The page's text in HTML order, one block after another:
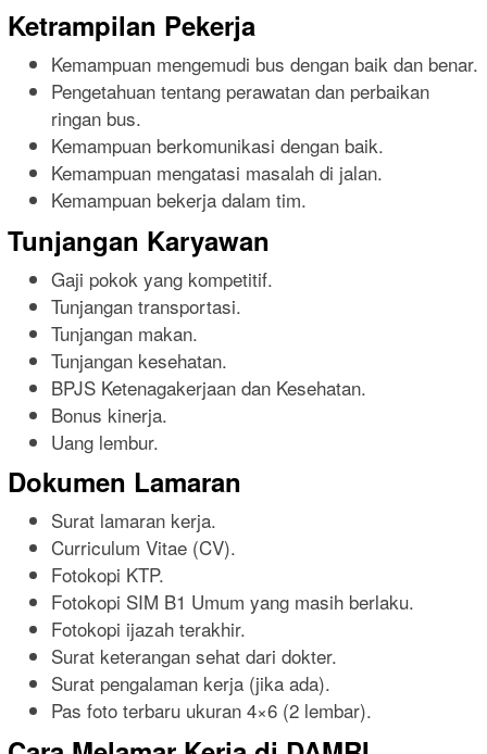
Ketrampilan Pekerja
Kemampuan mengemudi bus dengan baik dan benar.
Pengetahuan tentang perawatan dan perbaikan
ringan bus.
Kemampuan berkomunikasi dengan baik.
Kemampuan mengatasi masalah di jalan.
Kemampuan bekerja dalam tim.
Tunjangan Karyawan
Gaji pokok yang kompetitif.
Tunjangan transportasi.
Tunjangan makan.
Tunjangan kesehatan.
BPJS Ketenagakerjaan dan Kesehatan.
Bonus kinerja.
Uang lembur.
Dokumen Lamaran
Surat lamaran kerja.
Curriculum Vitae (CV).
Fotokopi KTP.
Fotokopi SIM B1 Umum yang masih berlaku.
Fotokopi ijazah terakhir.
Surat keterangan sehat dari dokter.
Surat pengalaman kerja (jika ada).
Pas foto terbaru ukuran 4×6 (2 lembar).